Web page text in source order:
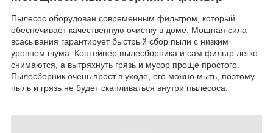
Пылесос оборудован современным фильтром, который
обеспечивает качественную очистку в доме. Мощная сила
всасывания гарантирует быстрый сбор пыли с низким
уровнем шума. Контейнер пылесборника и сам фильтр легко
снимаются, а вытряхнуть грязь и мусор проще простого.
Пылесборник очень прост в уходе, его можно мыть, поэтому
пыль и грязь не будет скапливаться внутри пылесоса.